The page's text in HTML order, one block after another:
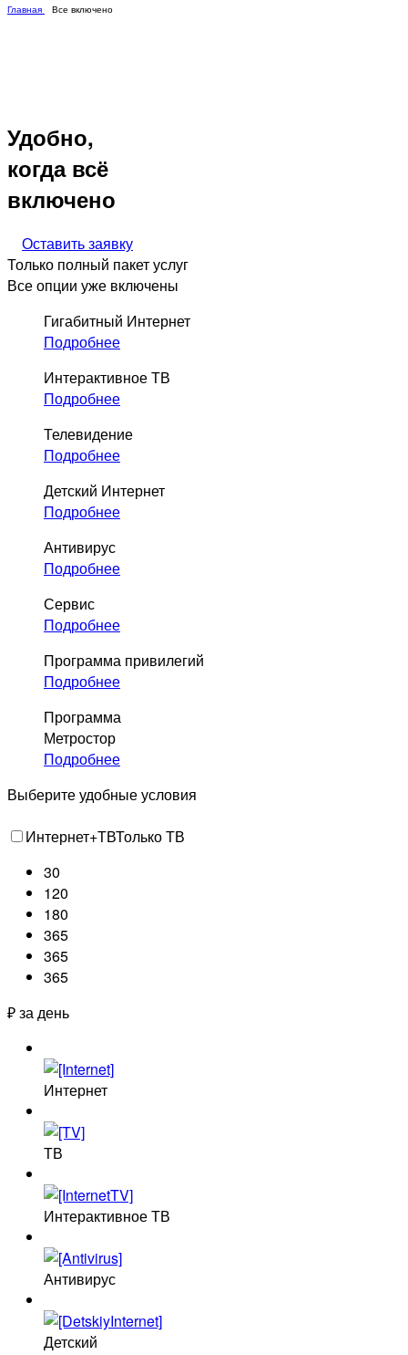
Главная Все включено
Удобно,
когда всё
включено
Оставить заявку
Только полный пакет услуг
Все опции уже включены
Гигабитный Интернет
Подробнее
Интерактивное ТВ
Подробнее
Телевидение
Подробнее
Детский Интернет
Подробнее
Антивирус
Подробнее
Сервис
Подробнее
Программа привилегий
Подробнее
Программа
Метростор
Подробнее
Выберите удобные условия
Интернет+ТВТолько ТВ
30
120
180
365
365
365
₽ за день
Интернет
ТВ
Интерактивное ТВ
Антивирус
Детский